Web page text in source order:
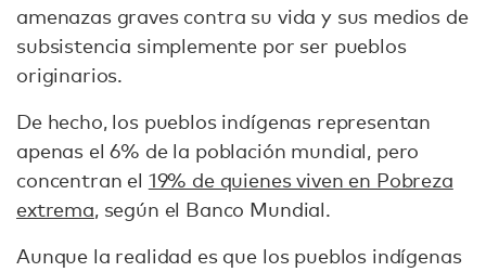
amenazas graves contra su vida y sus medios de
subsistencia simplemente por ser pueblos
originarios.
De hecho, los pueblos indígenas representan
apenas el 6% de la población mundial, pero
concentran el 19% de quienes viven en Pobreza
extrema, según el Banco Mundial.
Aunque la realidad es que los pueblos indígenas